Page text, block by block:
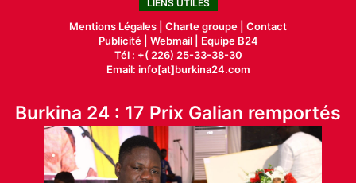
LIENS UTILES
Mentions Légales | Charte groupe | Contact
Publicité| Webmail |
Equipe B24
Tél : +( 226) 25-33-38-30
Email: info[at]burkina24.com
Burkina 24 : 17 Prix Galian remportés